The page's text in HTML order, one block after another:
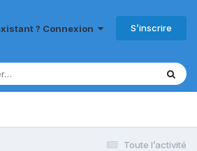
? Connexion S’inscrire
Toute l’activité